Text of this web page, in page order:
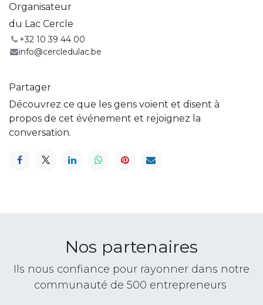
Organisateur
du Lac Cercle
+32 10 39 44 00
info@cercledulac.be
Partager
Découvrez ce que les gens voient et disent à
propos de cet événement et rejoignez la
conversation.
Nos partenaires
Ils nous confiance pour rayonner dans notre
communauté de 500 entrepreneurs